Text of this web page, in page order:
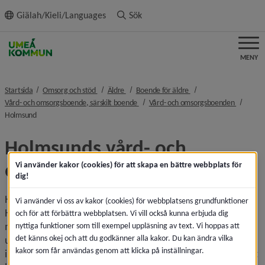
innehållet
Giälah/Kieli/Languages Sök
MENY
Startsida Omsorg och stöd nivå i brödsmulenavigeringen
Äldre nivå i brödsmulenavigeringen
Boende för äldre nivå i
Vård- och omsorgsboende, särskilt boende nivå i brödsmulenavigeringen
Vård- och omsorgsboenden nivå i
Holmsundnivå i brödsmulenavigeringen
Holmsunds vård- och
omsorgsboende
Holmsunds vård- och omsorgsboende är centralt beläget i
Holmsund med närhet till hälsocentral, apotek,
matvaruaffär och bank. Det finns goda möjligheter till
utevistelse tack vare balkonger, uteplatser samt gemensam
innergård. Vård- och omsorgsboendet byggdes 1985. Huset
Vi använder kakor (cookies) för att skapa en bättre webbplats för
dig!
Vi använder vi oss av kakor (cookies) för webbplatsens grundfunktioner
och för att förbättra webbplatsen. Vi vill också kunna erbjuda dig
nyttiga funktioner som till exempel uppläsning av text. Vi hoppas att
det känns okej och att du godkänner alla kakor. Du kan ändra vilka
kakor som får användas genom att klicka på inställningar.